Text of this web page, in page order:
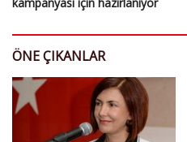
ÖNE ÇIKANLAR